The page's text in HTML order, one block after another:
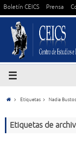
Boletín CEICS Prensa
Etiquetas Nadia Bustos
Etiquetas de